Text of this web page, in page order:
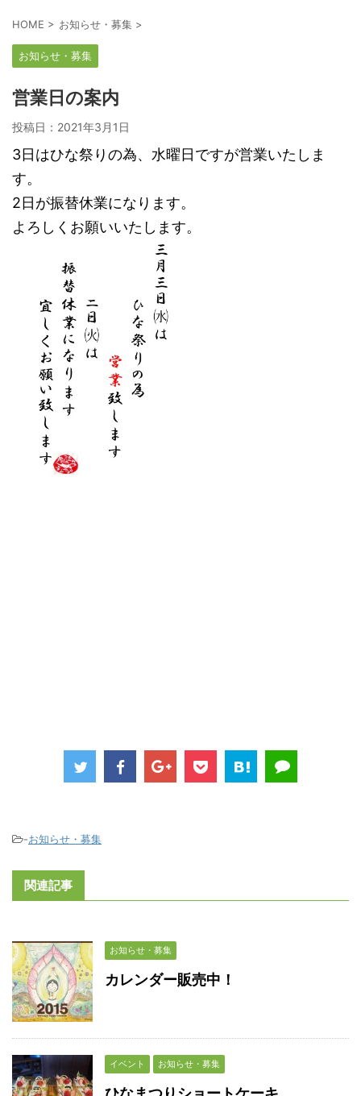
HOME > お知らせ・募集 >
お知らせ・募集
営業日の案内
投稿日： 2021年3月1日
3日はひな祭りの為、水曜日ですが営業いたしま
す。
2日が振替休業になります。
よろしくお願いいたします。
-お知らせ・募集
関連記事
お知らせ・募集
カレンダー販売中！
イベント お知らせ・募集